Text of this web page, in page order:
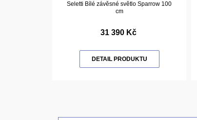
Seletti Bílé závěsné světlo Sparrow 100
cm
31 390 Kč
DETAIL PRODUKTU